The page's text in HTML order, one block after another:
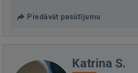
Piedāvāt pasūtījumu
Katrina S.